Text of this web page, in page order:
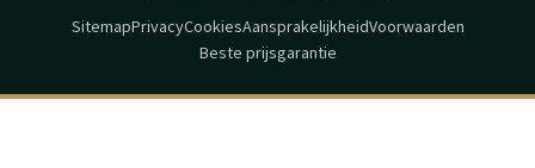
SitemapPrivacyCookiesAansprakelijkheidVoorwaarden
Beste prijsgarantie